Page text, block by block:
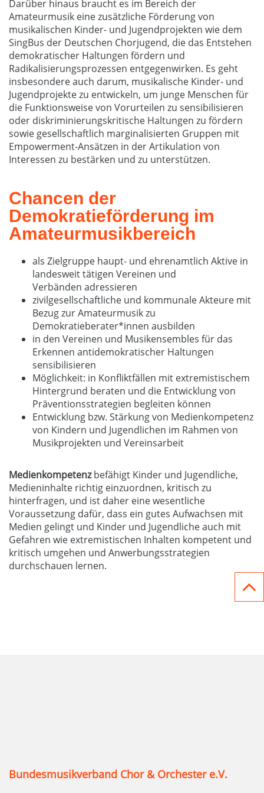
Darüber hinaus braucht es im Bereich der
Amateurmusik eine zusätzliche Förderung von
musikalischen Kinder- und Jugendprojekten wie dem
SingBus der Deutschen Chorjugend, die das Entstehen
demokratischer Haltungen fördern und
Radikalisierungsprozessen entgegenwirken. Es geht
insbesondere auch darum, musikalische Kinder- und
Jugendprojekte zu entwickeln, um junge Menschen für
die Funktionsweise von Vorurteilen zu sensibilisieren
oder diskriminierungskritische Haltungen zu fördern
sowie gesellschaftlich marginalisierten Gruppen mit
Empowerment-Ansätzen in der Artikulation von
Interessen zu bestärken und zu unterstützen.
Chancen der
Demokratieförderung im
Amateurmusikbereich
als Zielgruppe haupt- und ehrenamtlich Aktive in
landesweit tätigen Vereinen und
Verbänden adressieren
zivilgesellschaftliche und kommunale Akteure mit
Bezug zur Amateurmusik zu
Demokratieberater*innen ausbilden
in den Vereinen und Musikensembles für das
Erkennen antidemokratischer Haltungen
sensibilisieren
Möglichkeit: in Konfliktfällen mit extremistischem
Hintergrund beraten und die Entwicklung von
Präventionsstrategien begleiten können
Entwicklung bzw. Stärkung von Medienkompetenz
von Kindern und Jugendlichen im Rahmen von
Musikprojekten und Vereinsarbeit
Medienkompetenzbefähigt Kinder und Jugendliche,
Medieninhalte richtig einzuordnen, kritisch zu
hinterfragen, und ist daher eine wesentliche
Voraussetzung dafür, dass ein gutes Aufwachsen mit
Medien gelingt und Kinder und Jugendliche auch mit
Gefahren wie extremistischen Inhalten kompetent und
kritisch umgehen und Anwerbungsstrategien
durchschauen lernen.
Bundesmusikverband Chor & Orchester e.V.